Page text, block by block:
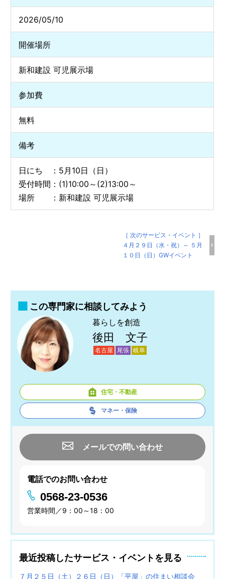
2026/05/10
開催場所
新和建設 可児展示場
参加費
無料
備考
日にち ：5月10日（日）
受付時間：(1)10:00～(2)13:00～
場所 ：新和建設 可児展示場
［ 次のサービス・イベント ］
４月２９日（水・祝）～ ５月
１０日（日）GWイベント
この専門家に相談してみよう
暮らしを創造
後田 文子
名古屋 尾張 岐阜
住宅・不動産
マネー・保険
メールでの問い合わせ
電話でのお問い合わせ
0568-23-0536
営業時間／9：00～18：00
最近投稿したサービス・イベントを見る
７月２５日（土）２６日（日）「平屋」の住まい相談会